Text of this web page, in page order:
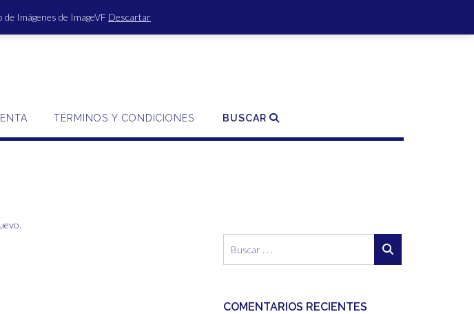
Imágenes de ImageVF DescartarACCESO | REGISTRO
TÉRMINOS Y CONDICIONES BUSCAR
COMENTARIOS RECIENTES